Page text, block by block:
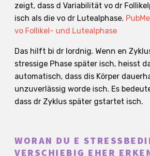
zeigt, dass d Variabilität vo dr
isch als die vo dr Lutealphase.
vo Follikel- und Lutealphase
Das hilft bi dr Iordnig. Wenn en
stressige Phase später isch, heisst
automatisch, dass dis Körper
unzuverlässig worde isch. Es
dass dr Zyklus später gstartet isch.
WORAN DU E
VERSCHIEBIG EHER